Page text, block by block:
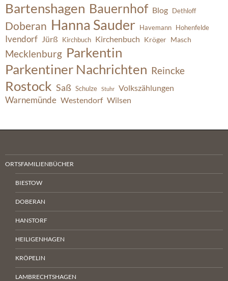
Bartenshagen Bauernhof Blog Dethloff
Doberan Hanna Sauder Havemann Hohenfelde
Ivendorf Jürß Kirchbuch Kirchenbuch Kröger Masch
Mecklenburg Parkentin
Parkentiner Nachrichten Reincke
Rostock Saß Schulze Stuhr Volkszählungen
Warnemünde Westendorf Wilsen
ORTSFAMILIENBÜCHER
BIESTOW
DOBERAN
HANSTORF
HEILIGENHAGEN
KRÖPELIN
LAMBRECHTSHAGEN